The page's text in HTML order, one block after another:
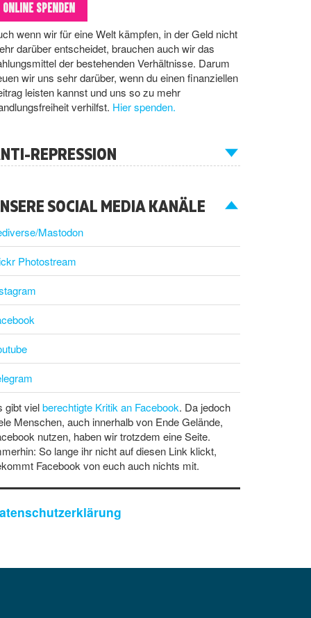
ONLINE SPENDEN
wenn wir für eine Welt kämpfen, in der Geld nicht
darüber entscheidet, brauchen auch wir das
der bestehenden Verhältnisse. Darum
wir uns sehr darüber, wenn du einen finanziellen
leisten kannst und uns so zu mehr
verhilfst. Hier spenden.
REPRESSION
SOCIAL MEDIA KANÄLE
Mastodon
Photostream
gibt vielberechtigte Kritik an Facebook. Da jedoch
Menschen, auch innerhalb von Ende Gelände,
nutzen, haben wir trotzdem eine Seite.
So lange ihr nicht auf diesen Link klickt,
Facebook von euch auch nichts mit.